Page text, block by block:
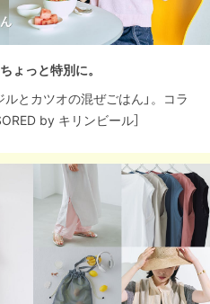
ょっと特別に。
とカツオの混ぜごはん」。コラ
by キリンビール］